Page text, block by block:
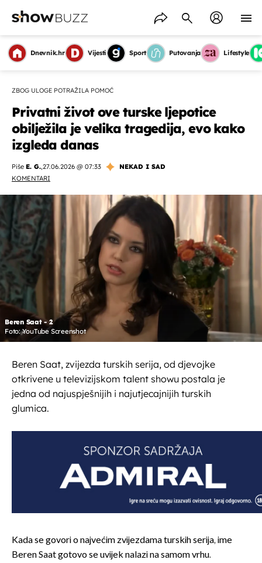
Dnevnik.hr Vijesti Sport Putovanja Lifestyle
ZBOG ULOGE POTRAŽILA POMOĆ
Privatni život ove turske ljepotice
obilježila je velika tragedija, evo kako
izgleda danas
Piše E. G.,27.06.2026 @ 07:33
NEKAD I SAD
KOMENTARI
Beren Saat - 2
Foto: YouTube Screenshot
Beren Saat, zvijezda turskih serija, od djevojke
otkrivene u televizijskom talent showu postala je
jedna od najuspješnijih i najutjecajnijih turskih
glumica.
Kada se govori o najvećim zvijezdama turskih serija, ime
Beren Saat gotovo se uvijek nalazi na samom vrhu.
OMOGUĆI OBAVIJESTI